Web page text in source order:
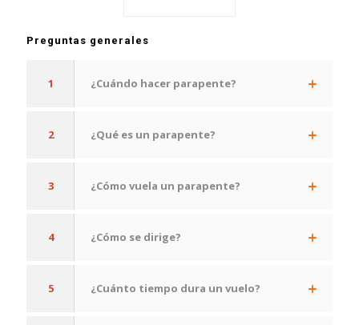
Preguntas generales
1 ¿Cuándo hacer parapente?
2 ¿Qué es un parapente?
3 ¿Cómo vuela un parapente?
4 ¿Cómo se dirige?
5 ¿Cuánto tiempo dura un vuelo?